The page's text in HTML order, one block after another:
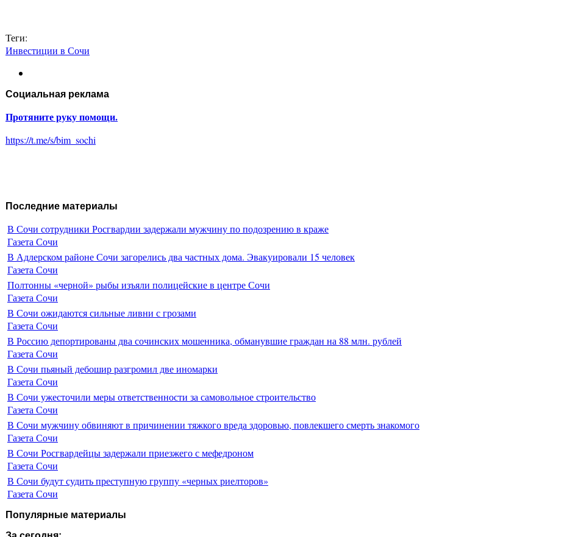
Теги:
Инвестиции в Сочи
Социальная реклама
Протяните руку помощи.
https://t.me/s/bim_sochi
Последние материалы
В Сочи сотрудники Росгвардии задержали мужчину по подозрению в краже
Газета Сочи
В Адлерском районе Сочи загорелись два частных дома. Эвакуировали 15 человек
Газета Сочи
Полтонны «черной» рыбы изъяли полицейские в центре Сочи
Газета Сочи
В Сочи ожидаются сильные ливни с грозами
Газета Сочи
В Россию депортированы два сочинских мошенника, обманувшие граждан на 88 млн. рублей
Газета Сочи
В Сочи пьяный дебошир разгромил две иномарки
Газета Сочи
В Сочи ужесточили меры ответственности за самовольное строительство
Газета Сочи
В Сочи мужчину обвиняют в причинении тяжкого вреда здоровью, повлекшего смерть знакомого
Газета Сочи
В Сочи Росгвардейцы задержали приезжего с мефедроном
Газета Сочи
В Сочи будут судить преступную группу «черных риелторов»
Газета Сочи
Популярные материалы